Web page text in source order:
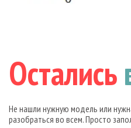
Остались
Не нашли нужную модель или
разобраться во всем. Просто